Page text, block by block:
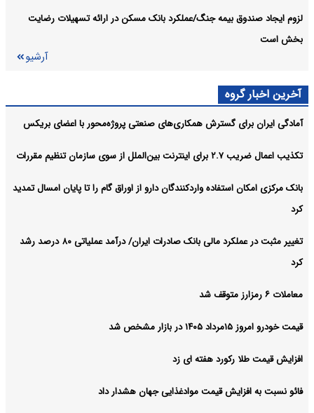
لزوم ایجاد صندوق بیمه جنگ/عملکرد بانک مسکن در ارائه تسهیلات رضایت
بخش است
آرشیو
آخرین اخبار گروه
آمادگی ایران برای گسترش همکاری‌های صنعتی پروژه‌محور با اعضای بریکس
تکذیب اعمال ضریب ۲.۷ برای اینترنت بین‌الملل از سوی سازمان تنظیم مقررات
بانک مرکزی امکان استفاده واردکنندگان دارو از اوراق گام را تا پایان امسال تمدید
کرد
تغییر مثبت در عملکرد مالی بانک صادرات ایران/ درآمد عملیاتی ۸۰ درصد رشد
کرد
معاملات ۶ رمزارز متوقف شد
قیمت خودرو امروز ۱۵مرداد ۱۴۰۵ در بازار مشخص شد
افزایش قیمت طلا رکورد هفته ای زد
فائو نسبت به افزایش قیمت موادغذایی جهان هشدار داد